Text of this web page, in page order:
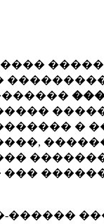
�����
�
������